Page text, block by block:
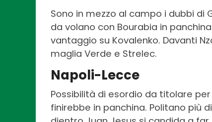
Sono in mezzo al campo i dubbi
da volano con Bourabia in
vantaggio su Kovalenko. Davanti
maglia Verde e Strelec.
Napoli-Lecce
Possibilità di esordio da titolare per
finirebbe in panchina. Politano più